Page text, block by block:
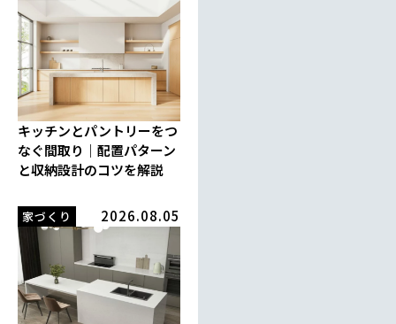
キッチンとパントリーをつ
なぐ間取り｜配置パターン
と収納設計のコツを解説
家づくり 2026.08.05